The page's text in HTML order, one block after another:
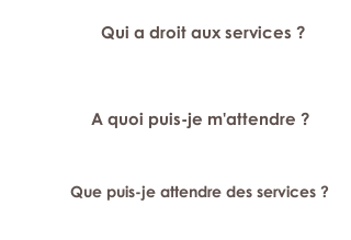
Qui a droit aux services ?
A quoi puis-je m'attendre ?
Que puis-je attendre des services ?